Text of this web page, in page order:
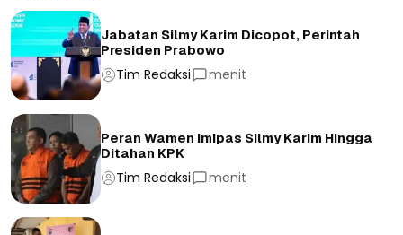
Jabatan Silmy Karim Dicopot, Perintah
Presiden Prabowo
Tim Redaksi menit
Peran Wamen Imipas Silmy Karim Hingga
Ditahan KPK
Tim Redaksi menit